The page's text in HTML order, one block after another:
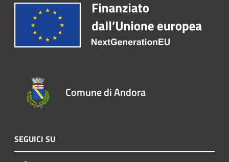
Comune di Andora
SEGUICI SU